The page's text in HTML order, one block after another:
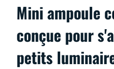
Mini ampoule
conçue pour
petits